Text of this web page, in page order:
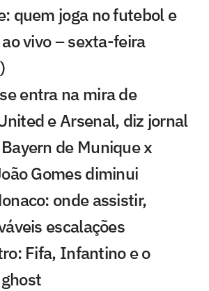
quem joga no futebol e
vivo – sexta-feira
entra na mira de
e Arsenal, diz jornal
de Munique x
Gomes diminui
onde assistir,
escalações
Fifa, Infantino e o